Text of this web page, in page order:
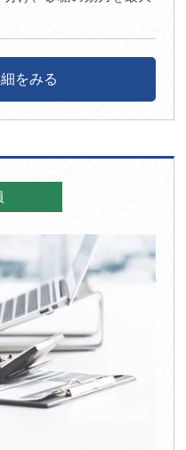
をみる